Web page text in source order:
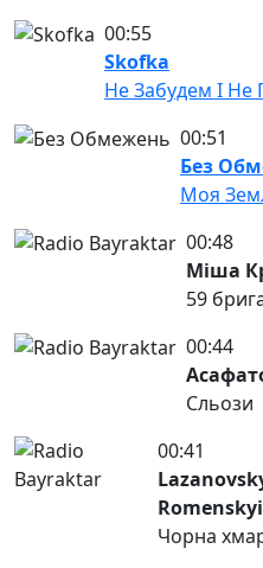
00:55
Skofka
Не Забудем І
00:51
Без
Моя
00:48
Міша
59
00:44
Сльози
00:41
Romenskyi
Чорна